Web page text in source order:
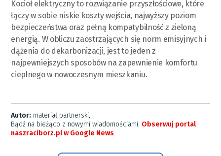
Kocioł elektryczny to rozwiązanie przyszłościowe, które
łączy w sobie niskie koszty wejścia, najwyższy poziom
bezpieczeństwa oraz pełną kompatybilność z zieloną
energią. W obliczu zaostrzających się norm emisyjnych i
dążenia do dekarbonizacji, jest to jeden z
najpewniejszych sposobów na zapewnienie komfortu
cieplnego w nowoczesnym mieszkaniu.
Autor: materiał partnerski,
Bądź na bieżąco z nowymi wiadomościami. Obserwuj portal
naszraciborz.pl w Google News.